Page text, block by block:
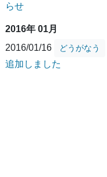
らせ
2016年 01月
2016/01/16
どうがなう
追加しました